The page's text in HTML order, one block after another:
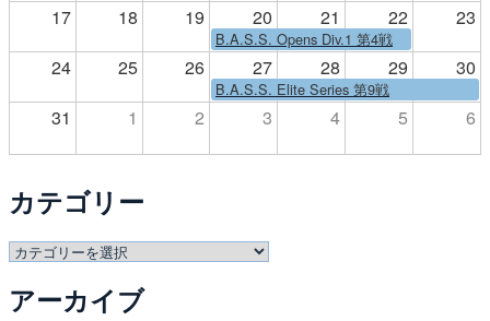
17 18 19 20 21 22 23
B.A.S.S. Opens Div.1 第4戦
24 25 26 27 28 29 30
B.A.S.S. Elite Series 第9戦
31 1 2 3 4 5 6
カテゴリー
カ
ゴ
アーカイブ